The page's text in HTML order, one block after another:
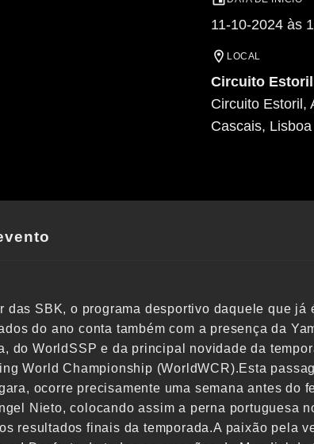
11-10-2024 às
LOCAL
Circuito
Circuito Estoril,
Cascais, Lisboa
das SBK, o programa desportivo daquele que já
do ano conta também com a presença da
do WorldSSP e da principal novidade da
World Championship (WorldWCR).Esta
ocorre precisamente uma semana antes do
Nieto, colocando assim a perna portuguesa
resultados finais da temporada.A paixão pela